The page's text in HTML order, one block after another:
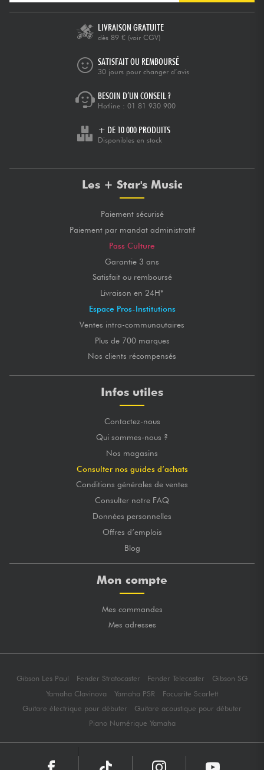
LIVRAISON GRATUITE
dès 89 € (voir CGV)
SATISFAIT OU REMBOURSÉ
30 jours pour changer d’avis
BESOIN D’UN CONSEIL ?
Hotline : 01 81 930 900
+ DE 10 000 PRODUITS
Disponibles en stock
Les + Star's Music
Paiement sécurisé
Paiement par mandat administratif
Pass Culture
Garantie 3 ans
Satisfait ou remboursé
Livraison en 24H*
Espace Pros-Institutions
Ventes intra-communautaires
Plus de 700 marques
Nos clients récompensés
Infos utiles
Contactez-nous
Qui sommes-nous ?
Nos magasins
Consulter nos guides d’achats
Conditions générales de ventes
Consulter notre FAQ
Données personnelles
Offres d’emplois
Blog
Mon compte
Mes commandes
Mes adresses
Gibson Les Paul Fender Stratocaster Fender Telecaster
Gibson SG
Yamaha Clavinova
Yamaha PSR
Focusrite Scarlett
Guitare électrique pour débuter
Guitare acoustique pour débuter
Piano Numérique Yamaha